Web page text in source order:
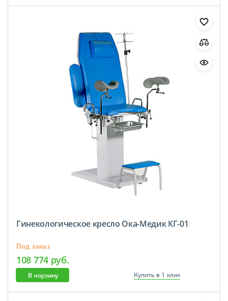
Гинекологическое кресло Ока-Медик КГ-01
Под заказ
108 774 руб.
В корзину Купить в 1 клик